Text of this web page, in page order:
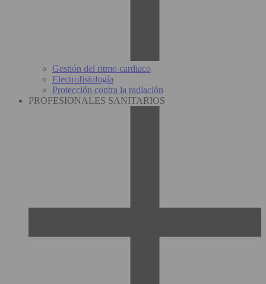
Gestión del ritmo cardiaco
Electrofisiología
Protección contra la radiación
PROFESIONALES SANITARIOS